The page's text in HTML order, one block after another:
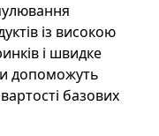
із високою
і швидке
допоможуть
базових